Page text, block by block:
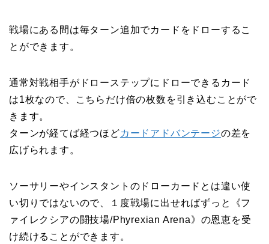
戦場にある間は毎ターン追加でカードをドローするこ
とができます。
通常対戦相手がドローステップにドローできるカード
は1枚なので、こちらだけ倍の枚数を引き込むことがで
きます。
ターンが経てば経つほどカードアドバンテージの差を
広げられます。
ソーサリーやインスタントのドローカードとは違い使
い切りではないので、１度戦場に出せればずっと《フ
ァイレクシアの闘技場/Phyrexian Arena》の恩恵を受
け続けることができます。